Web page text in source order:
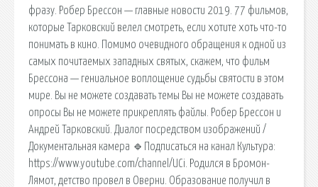
фразу. Робер Брессон — главные новости 2019. 77 фильмов,
которые Тарковский велел смотреть, если хотите хоть что-то
понимать в кино. Помимо очевидного обращения к одной из
самых почитаемых западных святых, скажем, что фильм
Брессона — гениальное воплощение судьбы святости в этом
мире. Вы не можете создавать темы Вы не можете создавать
опросы Вы не можете прикреплять файлы. Робер Брессон и
Андрей Тарковский. Диалог посредством изображений /
Документальная камера 🔹Подписаться на канал Культура:
https://www.youtube.com/channel/UCi. Родился в Бромон-
Лямот, детство провел в Оверни. Образование получил в